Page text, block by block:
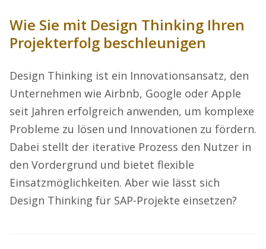
Wie Sie mit Design Thinking Ihren
Projekterfolg beschleunigen
Design Thinking ist ein Innovationsansatz, den
Unternehmen wie Airbnb, Google oder Apple
seit Jahren erfolgreich anwenden, um komplexe
Probleme zu lösen und Innovationen zu fördern.
Dabei stellt der iterative Prozess den Nutzer in
den Vordergrund und bietet flexible
Einsatzmöglichkeiten. Aber wie lässt sich
Design Thinking für SAP-Projekte einsetzen?